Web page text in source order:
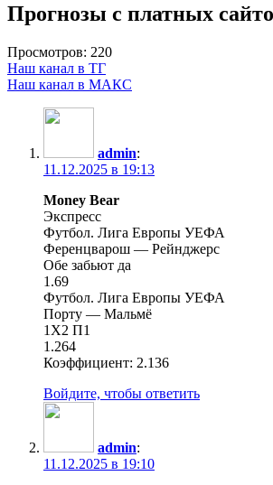
Прогнозы с платных
Просмотров: 220
Наш канал в ТГ
Наш канал в МАКС
admin:
11.12.2025 в 19:13
Money Bear
Экспресс
Футбол. Лига Европы УЕФА
Ференцварош — Рейнджерс
Обе забьют да
1.69
Футбол. Лига Европы УЕФА
Порту — Мальмё
1X2 П1
1.264
Коэффициент: 2.136
Войдите, чтобы ответить
admin:
11.12.2025 в 19:10